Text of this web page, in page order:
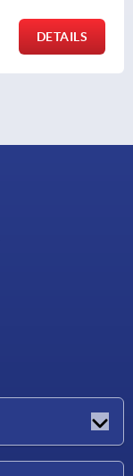
DETAILS